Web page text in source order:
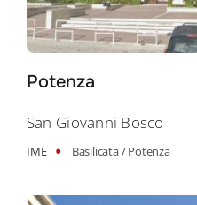
Potenza
San Giovanni Bosco
IME • Basilicata /Potenza